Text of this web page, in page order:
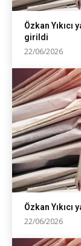
Özkan Yıkıcı
girildi
22/06/2026
Özkan
22/06/2026